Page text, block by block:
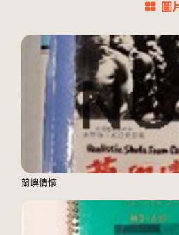
圖
蘭嶼情懷